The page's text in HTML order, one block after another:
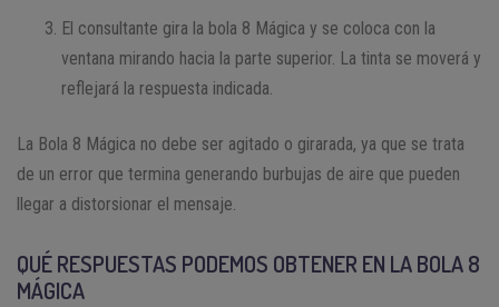
El consultante gira la bola 8 Mágica y se coloca con la
ventana mirando hacia la parte superior. La tinta se moverá y
reflejará la respuesta indicada.
La Bola 8 Mágica no debe ser agitado o girarada, ya que se trata
de un error que termina generando burbujas de aire que pueden
llegar a distorsionar el mensaje.
QUÉ RESPUESTAS PODEMOS OBTENER EN LA BOLA 8
MÁGICA